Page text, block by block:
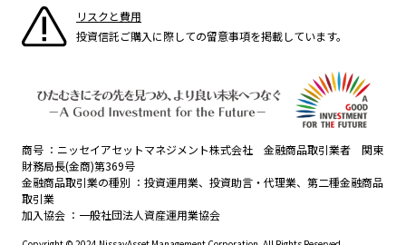
リスクと費用
投資信託ご購入に際しての留意事項を掲載しています。
商号
ニッセイアセットマネジメント株式会社 金融商品取引業者 関東
財務局長(金商)第369号
金融商品取引業の種別
投資運用業、投資助言・代理業、第二種金融商品
取引業
加入協会
一般社団法人資産運用業協会